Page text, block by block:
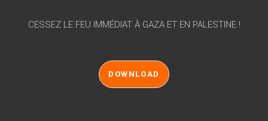
CESSEZ LE FEU IMMÉDIAT À GAZA ET EN PALESTINE !
DOWNLOAD